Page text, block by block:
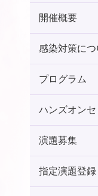
開催概要
感染対策につ
プログラム
ハンズオン
演題募集
指定演題登録